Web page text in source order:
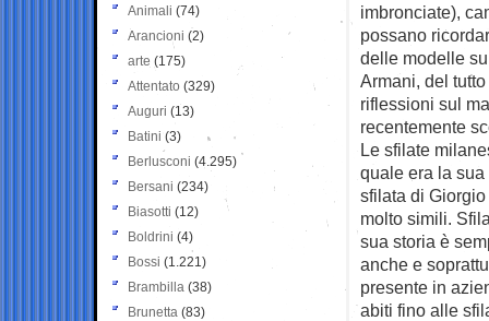
imbronciate),
possano
delle modelle
Armani, del
riflessioni sul
recentemente
Le sfilate
quale era la
sfilata di
molto simili.
sua storia è
anche e
presente in
abiti fino alle
Animali (74)
Arancioni (2)
arte (175)
Attentato (329)
Auguri (13)
Batini (3)
Berlusconi (4.295)
Bersani (234)
Biasotti (12)
Boldrini (4)
Bossi (1.221)
Brambilla (38)
Brunetta (83)